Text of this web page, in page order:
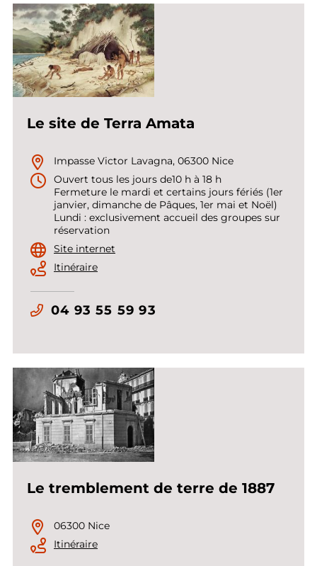
Le site de Terra Amata
Impasse Victor Lavagna, 06300 Nice
Ouvert tous les jours de10 h à 18 h
Fermeture le mardi et certains jours fériés (1er
janvier, dimanche de Pâques, 1er mai et Noël)
Lundi : exclusivement accueil des groupes sur
réservation
Site internet
Itinéraire
04 93 55 59 93
Le tremblement de terre de 1887
06300 Nice
Itinéraire